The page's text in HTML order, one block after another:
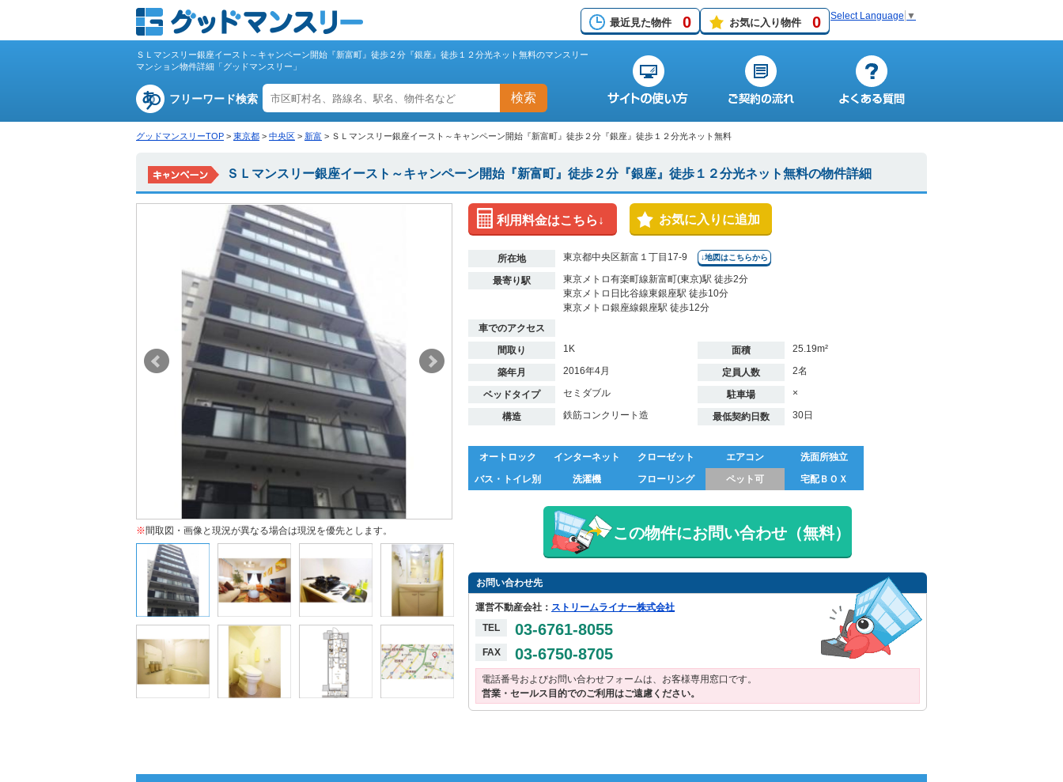
最近見た物件 0 お気に入り物件 0 Select Language ▼
ＳＬマンスリー銀座イースト～キャンペーン開始『新富町』徒歩２分『銀座』徒歩１２分光ネット無料のマンスリー
マンション物件詳細「グッドマンスリー」
フリーワード検索 検索
グッドマンスリーTOP > 東京都 > 中央区 > 新富 > ＳＬマンスリー銀座イースト～キャンペーン開始『新富町』徒歩２分『銀座』徒歩１２分光ネット無料
ＳＬマンスリー銀座イースト～キャンペーン開始『新富町』徒歩２分『銀座』徒歩１２分光ネット無料の物件詳細
※間取図・画像と現況が異なる場合は現況を優先とします。
利用料金はこちら↓ お気に入りに追加
所在地 東京都中央区新富１丁目17-9 ↓地図はこちらから
最寄り駅
東京メトロ有楽町線新富町(東京)駅 徒歩2分
東京メトロ日比谷線東銀座駅 徒歩10分
東京メトロ銀座線銀座駅 徒歩12分
車でのアクセス
間取り
1K 面積 25.19m²
築年月 2016年4月 定員人数 2名
ベッドタイプ セミダブル 駐車場 ×
構造 鉄筋コンクリート造 最低契約日数 30日
オートロック インターネット クローゼット エアコン
洗面所独立
バス・トイレ別
洗濯機 フローリング ペット可 宅配ＢＯＸ
この物件にお問い合わせ（無料）
お問い合わせ先
運営不動産会社： ストリームライナー株式会社
TEL
03-6761-8055
FAX 03-6750-8705
電話番号およびお問い合わせフォームは、お客様専用窓口です。
営業・セールス目的でのご利用はご遠慮ください。